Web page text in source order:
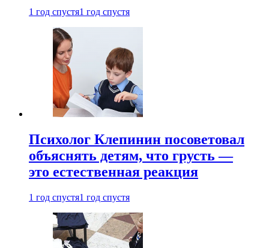
1 год спустя1 год спустя
Психолог Клепинин посоветовал
объяснять детям, что грусть —
это естественная реакция
1 год спустя1 год спустя